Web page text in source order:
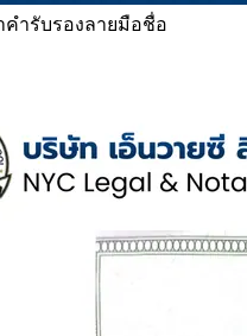
ำรับรองลายมือชื่อ